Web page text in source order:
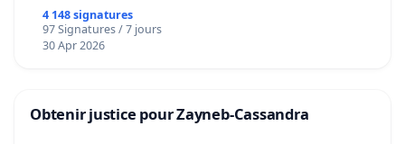
4 148 signatures
97 Signatures / 7 jours
30 Apr 2026
Obtenir justice pour Zayneb-Cassandra